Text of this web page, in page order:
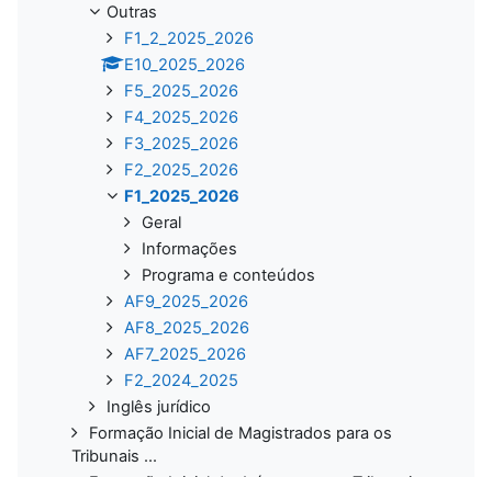
Outras
F1_2_2025_2026
E10_2025_2026
F5_2025_2026
F4_2025_2026
F3_2025_2026
F2_2025_2026
F1_2025_2026
Geral
Informações
Programa e conteúdos
AF9_2025_2026
AF8_2025_2026
AF7_2025_2026
F2_2024_2025
Inglês jurídico
Formação Inicial de Magistrados para os
Tribunais ...